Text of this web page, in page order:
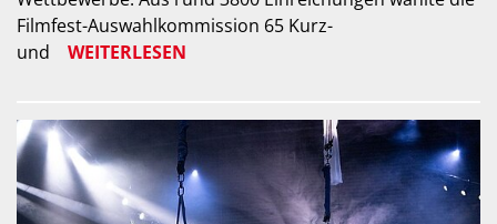
Filmfest-Auswahlkommission 65 Kurz-
und
WEITERLESEN